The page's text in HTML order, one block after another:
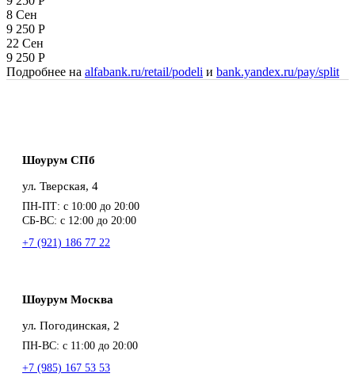
8 Сен
9 250 Р
22 Сен
9 250 Р
Подробнее на alfabank.ru/retail/podeli и bank.yandex.ru/pay/split
Шоурум СПб
ул. Тверская, 4
ПН-ПТ: с 10:00 до 20:00
СБ-ВС: с 12:00 до 20:00
+7 (921) 186 77 22
Шоурум Москва
ул. Погодинская, 2
ПН-ВС: с 11:00 до 20:00
+7 (985) 167 53 53